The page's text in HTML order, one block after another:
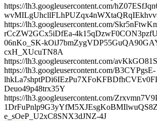
https://lh3.googleusercontent.com/
https://lh3.googleusercontent.com/
rCcZW2GCx5iDfEa-
06nKo_SK-
cxH_XUcuTN8A
https://lh3.googleusercontent.com/
https://lh3.googleusercontent.com/B3CYPgsE-
Deuo49p48trx35Y
https://lh3.googleusercontent.com/
e_sOeP_U2xC8SNX3dJNZ-4J